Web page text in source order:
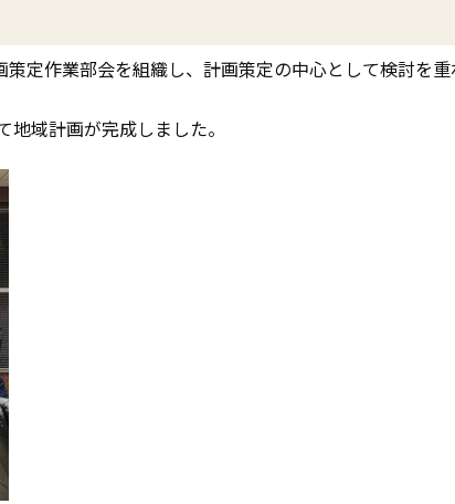
定作業部会を組織し、計画策定の中心として検討を
域計画が完成しました。